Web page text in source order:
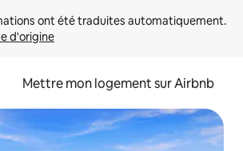
d'origine
Mettre mon logement sur Airbnb